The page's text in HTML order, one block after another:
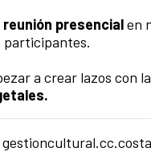
reunión presencialen
participantes.⁣
a crear lazos con